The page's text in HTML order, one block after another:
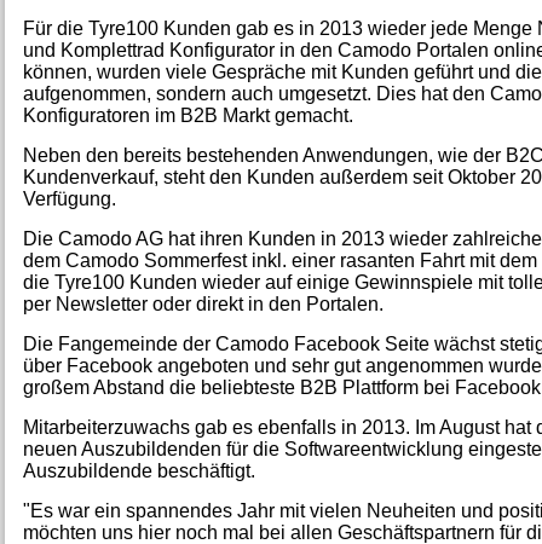
Für die Tyre100 Kunden gab es in 2013 wieder jede
und Komplettrad Konfigurator in den Camodo Portalen
können, wurden viele Gespräche mit Kunden geführt und
aufgenommen, sondern auch umgesetzt. Dies hat den
Konfiguratoren im B2B Markt gemacht.
Neben den bereits bestehenden Anwendungen, wie der
Kundenverkauf, steht den Kunden außerdem seit Oktober
Verfügung.
Die Camodo AG hat ihren Kunden in 2013 wieder
dem Camodo Sommerfest inkl. einer rasanten Fahrt mit
die Tyre100 Kunden wieder auf einige Gewinnspiele mit
per Newsletter oder direkt in den Portalen.
Die Fangemeinde der Camodo Facebook Seite wächst
über Facebook angeboten und sehr gut angenommen
großem Abstand die beliebteste B2B Plattform bei
Mitarbeiterzuwachs gab es ebenfalls in 2013. Im August
neuen Auszubildenden für die Softwareentwicklung
Auszubildende beschäftigt.
"Es war ein spannendes Jahr mit vielen Neuheiten und
möchten uns hier noch mal bei allen Geschäftspartnern für